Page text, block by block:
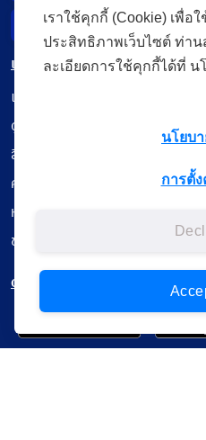
Incident Report
เมนู
เรียนออนไลน์
ดูถ่ายทอดสด
สื่อการเรียนรู้
ค้นรายการหนังสือ
หนังสืออิเล็กทรอนิกส์
ข้อมูลผู้ใช้งาน
ดาวน์โหลดใช้งานบนแอปพลิเคชั
เราใช้คุกกี้ (Cookie) เพื่อ
ประสิทธิภาพเว็บไซต์ ท่า
ละเอียดการใช้คุกกี้ได้ที่ น
นโยบ
การตั้